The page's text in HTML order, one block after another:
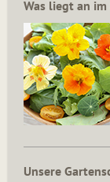
Was liegt an im
Unsere